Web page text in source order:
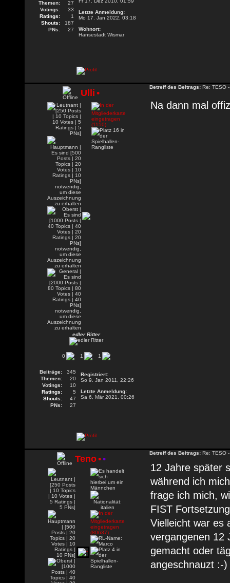
Themen:
27
Votings:
33
Ratings:
1
Shouts:
187
PNs:
27
Letzte Anmeldung:
Mo 17. Jan 2022, 03:18
Wohnort:
Hansestadt Wismar
Ulli •
edler Ritter
0 1 1
Beiträge:
345
Themen:
20
Votings:
10
Ratings:
5
Shouts:
47
PNs:
27
Registriert:
So 9. Jan 2011, 22:26
Letzte Anmeldung:
Sa 6. Mär 2021, 00:26
Betreff des Beitrags: Re: TESO
Na dann mal
Teno••
Betreff des Beitrags: Re: TESO
12 Jahre später
während ich
frage ich mich,
FIST
Vielleicht war es
vergangenen 12
gemacht oder
angeschnauzt :-)